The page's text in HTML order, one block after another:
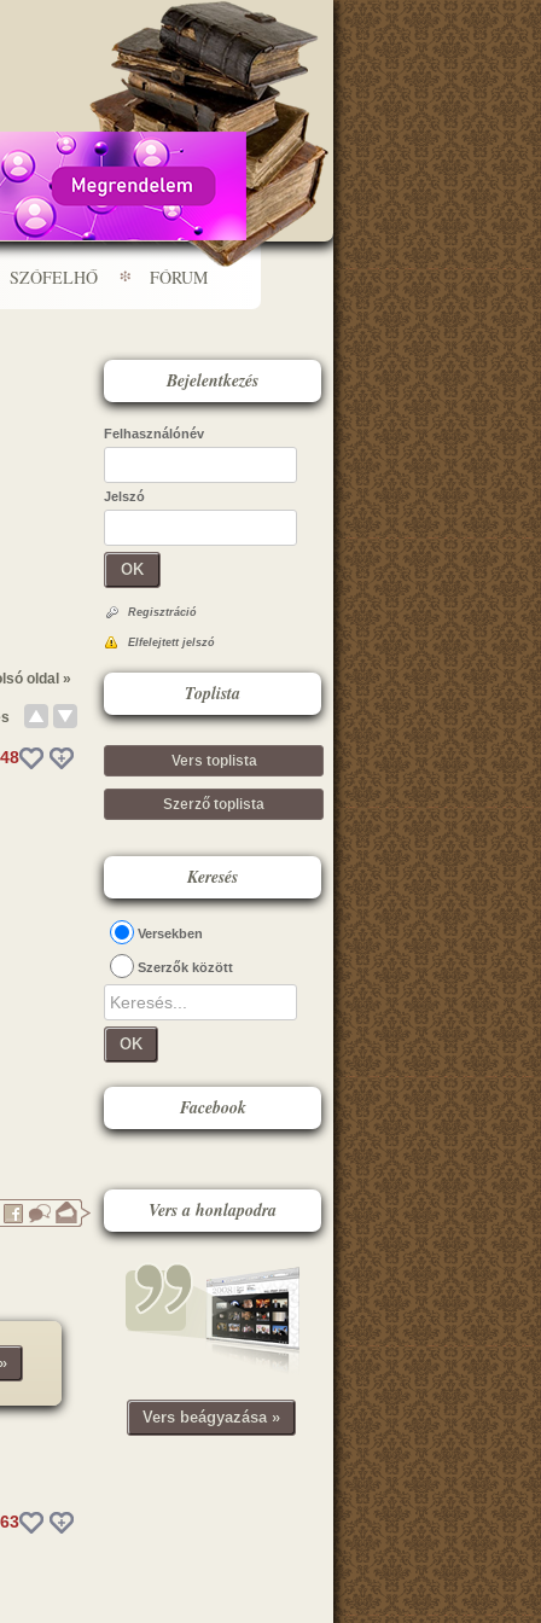
SZÓFELHŐ FÓRUM
oldal »
Bejelentkezés
Felhasználónév
Jelszó
OK
Regisztráció
Elfelejtett jelszó
Toplista
Vers toplista
Szerző toplista
Keresés
Versekben
Szerzők között
OK
Facebook
Vers a honlapodra
Vers beágyazása »